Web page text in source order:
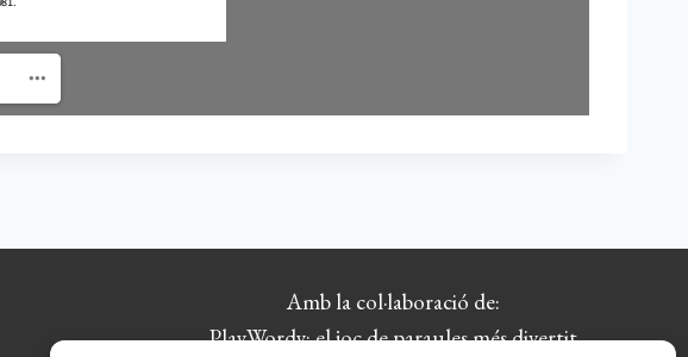
Amb la col·laboració de:
PlayWordy: el joc de paraules més divertit